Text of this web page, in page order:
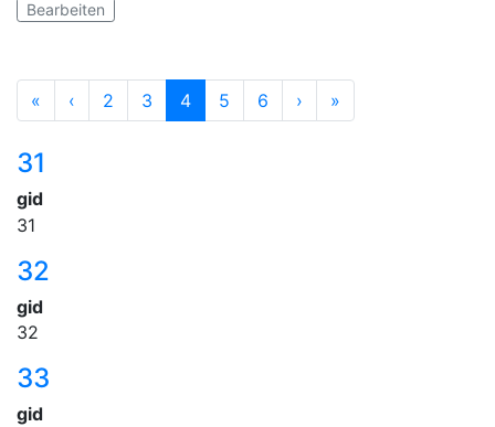
Bearbeiten
« ‹ 2 3 4 5 6 › »
31
gid
31
32
gid
32
33
gid